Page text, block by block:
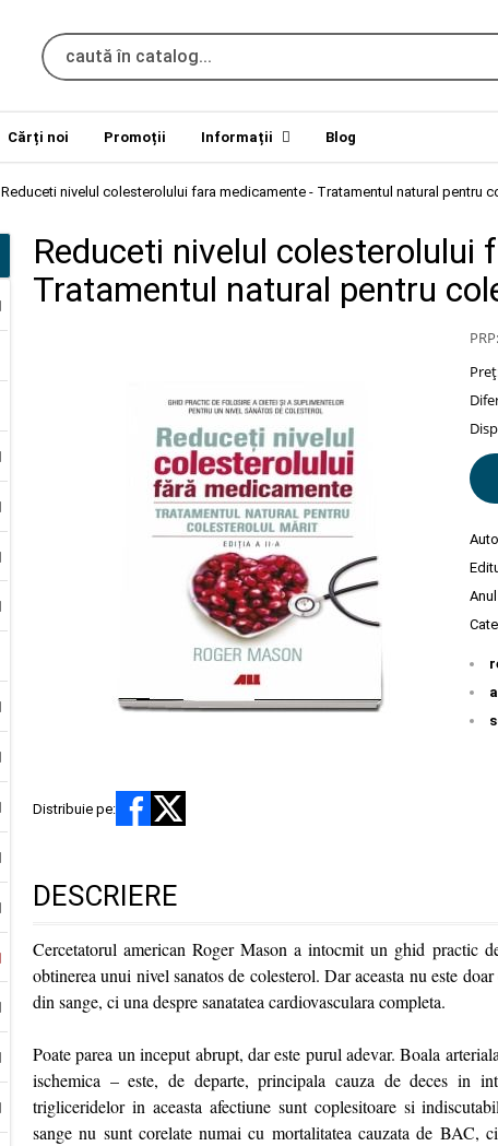
Cărți noi Promoții Informații Blog
Reduceti nivelul colesterolului fara medicamente - Tratamentul natural pentru
Reduceti nivelul colesterolului
Tratamentul natural pentru
PRP:
Distribuie pe:
DESCRIERE
Cercetatorul american Roger Mason a intocmit un ghid practic
obtinerea unui nivel sanatos de colesterol. Dar aceasta nu este
din sange, ci una despre sanatatea cardiovasculara completa.
Poate parea un inceput abrupt, dar este purul adevar. Boala
ischemica – este, de departe, principala cauza de deces in
trigliceridelor in aceasta afectiune sunt coplesitoare si
sange nu sunt corelate numai cu mortalitatea cauzata de BAC,